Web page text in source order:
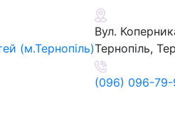
(м.Тернопіль)
Вул.
Тернопіль,
(096) 096-79-